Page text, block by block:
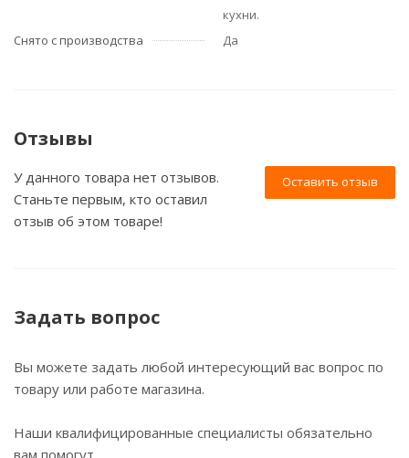
кухни.
Снято с производства
Да
Отзывы
Оставить отзыв
У данного товара нет отзывов.
Станьте первым, кто оставил
отзыв об этом товаре!
Задать вопрос
Вы можете задать любой интересующий вас вопрос по
товару или работе магазина.
Наши квалифицированные специалисты обязательно
вам помогут.